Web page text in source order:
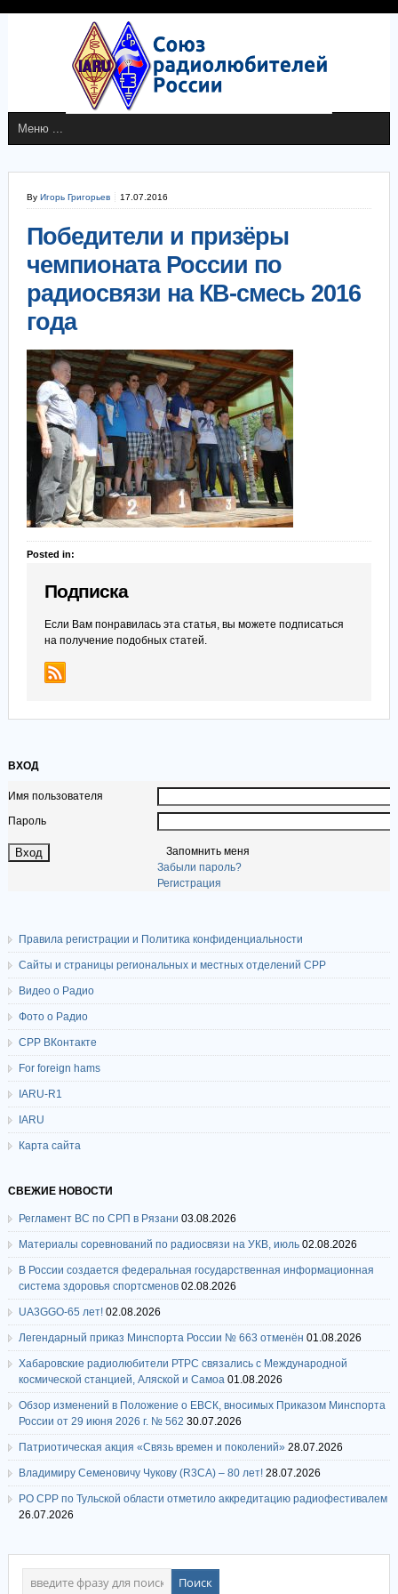
By Игорь Григорьев 17.07.2016
Победители и призёры
чемпионата России по
радиосвязи на КВ-смесь 2016
года
Posted in:
Подписка
Если Вам понравилась эта статья, вы можете подписаться
на получение подобных статей.
ВХОД
Имя пользователя
Пароль
Запомнить меня
Забыли пароль?
Регистрация
Правила регистрации и Политика конфиденциальности
Сайты и страницы региональных и местных отделений СРР
Видео о Радио
Фото о Радио
СРР ВКонтакте
For foreign hams
IARU-R1
IARU
Карта сайта
СВЕЖИЕ НОВОСТИ
Регламент ВС по СРП в Рязани 03.08.2026
Материалы соревнований по радиосвязи на УКВ, июль 02.08.2026
В России создается федеральная государственная информационная
система здоровья спортсменов 02.08.2026
UA3GGO-65 лет! 02.08.2026
Легендарный приказ Минспорта России № 663 отменён 01.08.2026
Хабаровские радиолюбители РТРС связались с Международной
космической станцией, Аляской и Самоа 01.08.2026
Обзор изменений в Положение о ЕВСК, вносимых Приказом Минспорта
России от 29 июня 2026 г. № 562 30.07.2026
Патриотическая акция «Связь времен и поколений» 28.07.2026
Владимиру Семеновичу Чукову (R3CA) – 80 лет! 28.07.2026
РО СРР по Тульской области отметило аккредитацию радиофестивалем
26.07.2026